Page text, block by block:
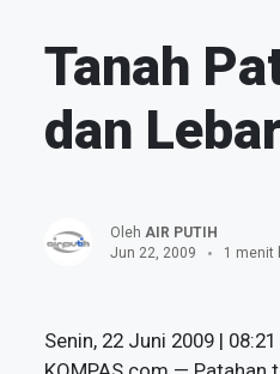
Tanah
dan
Oleh AIR PUTIH
Jun 22, 2009
1 menit
Senin, 22 Juni 2009 |